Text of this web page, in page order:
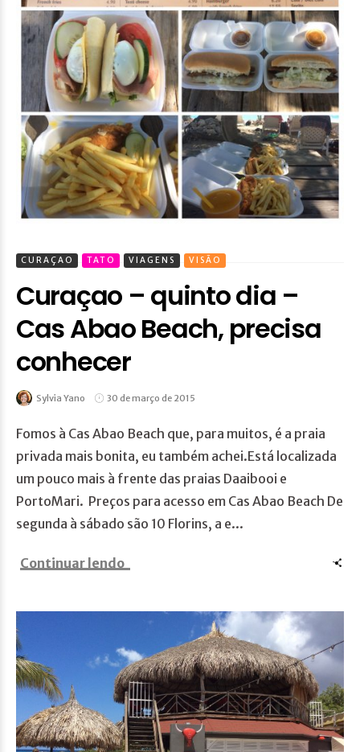
CURAÇAO TATO VIAGENS VISÃO
Curaçao – quinto dia –
Cas Abao Beach, precisa
conhecer
Sylvia Yano 30 de março de 2015
Fomos à Cas Abao Beach que, para muitos, é a praia
privada mais bonita, eu também achei.Está localizada
um pouco mais à frente das praias Daaibooi e
PortoMari. Preços para acesso em Cas Abao Beach De
segunda à sábado são 10 Florins, a e...
Continuar lendo